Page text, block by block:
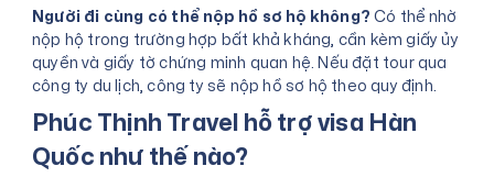
Người đi cùng có thể nộp hồ sơ hộ không?Có thể nhờ
nộp hộ trong trường hợp bất khả kháng, cần kèm giấy ủy
quyền và giấy tờ chứng minh quan hệ. Nếu đặt tour qua
công ty du lịch, công ty sẽ nộp hồ sơ hộ theo quy định.
Phúc Thịnh Travel hỗ trợ visa Hàn
Quốc như thế nào?